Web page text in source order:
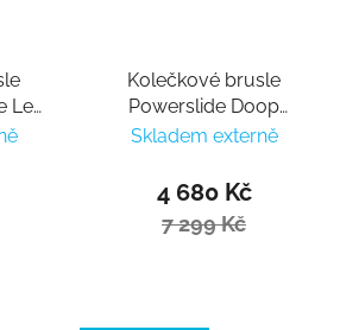
Leo
Kolečkové brusle
Powerslide Doop
Purple Dusk 90 Trinity
Skladem externě
4 680 Kč
7 299 Kč